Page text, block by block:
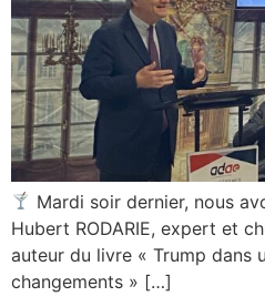
Mardi soir dernier, nous
Hubert RODARIE, expert et
auteur du livre « Trump dans
changements » […]